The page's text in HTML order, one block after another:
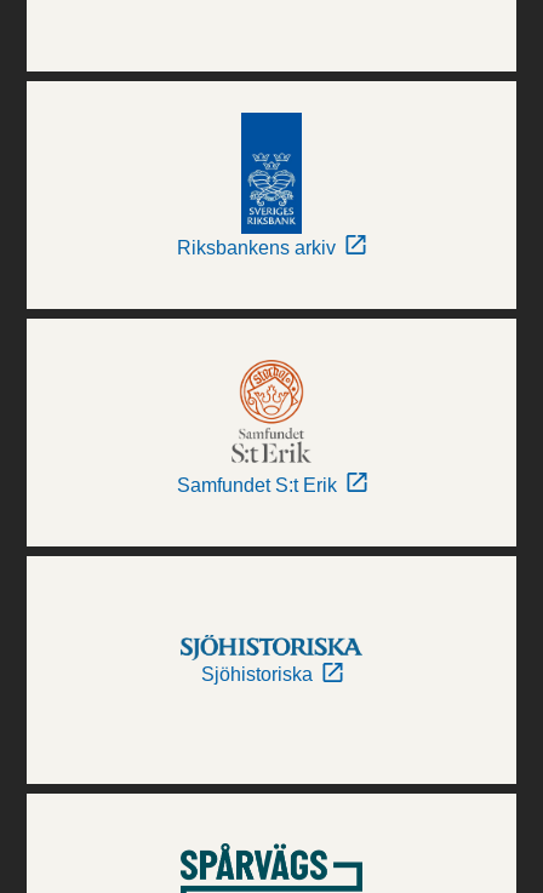
Riksbankens arkiv
Samfundet S:t Erik
Sjöhistoriska